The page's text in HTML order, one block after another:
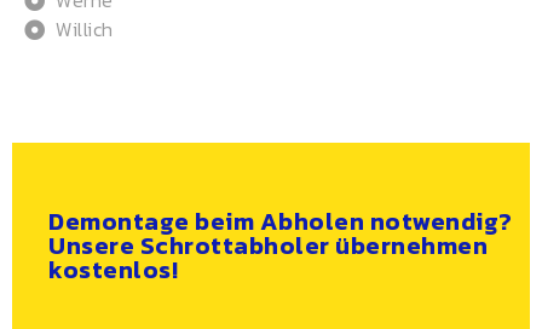
Willich
Demontage beim Abholen notwendig?
Unsere Schrottabholer übernehmen
kostenlos!